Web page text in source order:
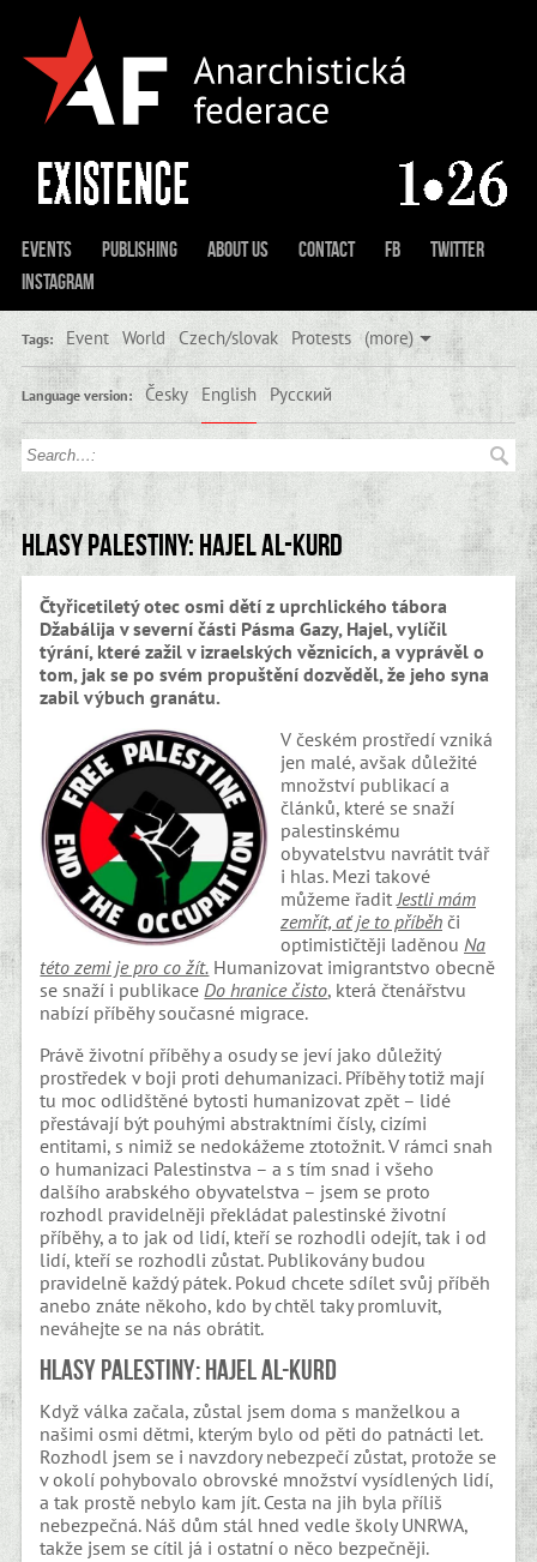
Events Publishing About us Contact FB
Twitter
Instagram
Tags: Event World Czech/slovak Protests (more)
Language version: Česky English Русский
Hlasy Palestiny: Hajel al-Kurd
Čtyřicetiletý otec osmi dětí z uprchlického tábora
Džabálija v severní části Pásma Gazy, Hajel, vylíčil
týrání, které zažil v izraelských věznicích, a vyprávěl o
tom, jak se po svém propuštění dozvěděl, že jeho syna
zabil výbuch granátu.
V českém prostředí vzniká
jen malé, avšak důležité
množství publikací a
článků, které se snaží
palestinskému
obyvatelstvu navrátit tvář
i hlas. Mezi takové
můžeme řadit Jestli mám
zemřít, ať je to příběh či
optimističtěji laděnou Na
této zemi je pro co žít. Humanizovat imigrantstvo obecně
se snaží i publikace Do hranice čisto, která čtenářstvu
nabízí příběhy současné migrace.
Právě životní příběhy a osudy se jeví jako důležitý
prostředek v boji proti dehumanizaci. Příběhy totiž mají
tu moc odlidštěné bytosti humanizovat zpět – lidé
přestávají být pouhými abstraktními čísly, cizími
entitami, s nimiž se nedokážeme ztotožnit. V rámci snah
o humanizaci Palestinstva – a s tím snad i všeho
dalšího arabského obyvatelstva – jsem se proto
rozhodl pravidelněji překládat palestinské životní
příběhy, a to jak od lidí, kteří se rozhodli odejít, tak i od
lidí, kteří se rozhodli zůstat. Publikovány budou
pravidelně každý pátek. Pokud chcete sdílet svůj příběh
anebo znáte někoho, kdo by chtěl taky promluvit,
neváhejte se na nás obrátit.
Hlasy Palestiny: Hajel al-Kurd
Když válka začala, zůstal jsem doma s manželkou a
našimi osmi dětmi, kterým bylo od pěti do patnácti let.
Rozhodl jsem se i navzdory nebezpečí zůstat, protože se
v okolí pohybovalo obrovské množství vysídlených lidí,
a tak prostě nebylo kam jít. Cesta na jih byla příliš
nebezpečná. Náš dům stál hned vedle školy UNRWA,
takže jsem se cítil já i ostatní o něco bezpečněji.